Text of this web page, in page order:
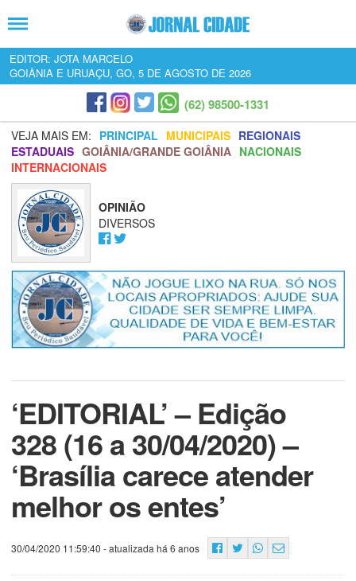
EDITOR: JOTA MARCELO
GOIÂNIA E URUAÇU, GO, 5 DE AGOSTO DE 2026
(62) 98500-1331
VEJA MAIS EM: PRINCIPAL MUNICIPAIS REGIONAIS
ESTADUAIS GOIÂNIA/GRANDE GOIÂNIA NACIONAIS
INTERNACIONAIS
OPINIÃO
DIVERSOS
‘EDITORIAL’ – Edição
328 (16 a 30/04/2020) –
‘Brasília carece atender
melhor os entes’
30/04/2020 11:59:40 - atualizada há 6 anos